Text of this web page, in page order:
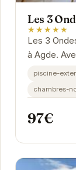
Les 3
★★★★★
Les 3
à Agde.
profiter de
piscine-
chambres-
97€